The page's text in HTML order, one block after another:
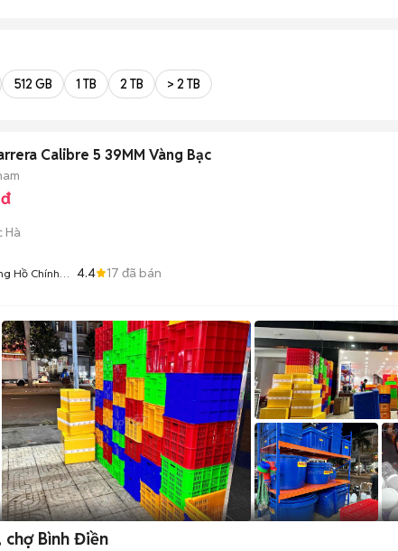
512 GB 1 TB 2 TB > 2 TB
Calibre 5 39MM Vàng Bạc
Hà
Hồ Chính
4.4 17 đã bán
chợ Bình Điền